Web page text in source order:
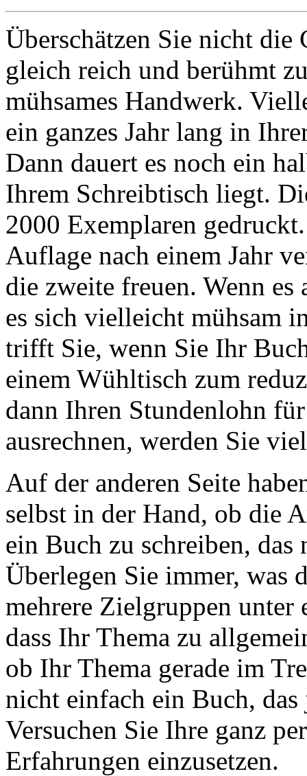
Überschätzen Sie nicht die
gleich reich und berühmt
mühsames Handwerk.
ein ganzes Jahr lang in
Dann dauert es noch ein
Ihrem Schreibtisch liegt.
2000 Exemplaren
Auflage nach einem Jahr
die zweite freuen. Wenn
es sich vielleicht mühsam
trifft Sie, wenn Sie Ihr
einem Wühltisch zum
dann Ihren Stundenlohn
ausrechnen, werden Sie
Auf der anderen Seite
selbst in der Hand, ob die
ein Buch zu schreiben,
Überlegen Sie immer, was
mehrere Zielgruppen unter
dass Ihr Thema zu
ob Ihr Thema gerade im
nicht einfach ein Buch,
Versuchen Sie Ihre ganz
Erfahrungen einzusetzen.